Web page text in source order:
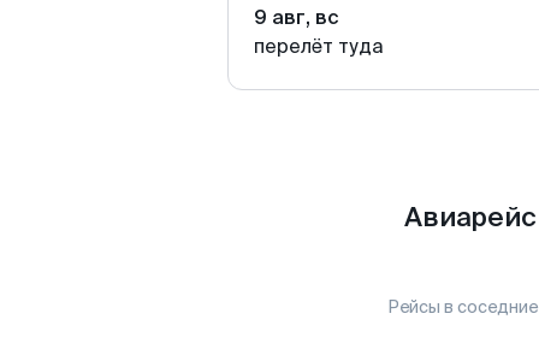
9 авг, вс
перелёт туда
Рейсы в